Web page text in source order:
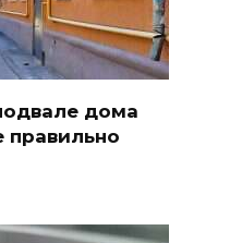
дома
правильно